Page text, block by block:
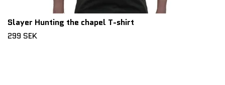
Slayer Hunting the chapel T-shirt
299 SEK